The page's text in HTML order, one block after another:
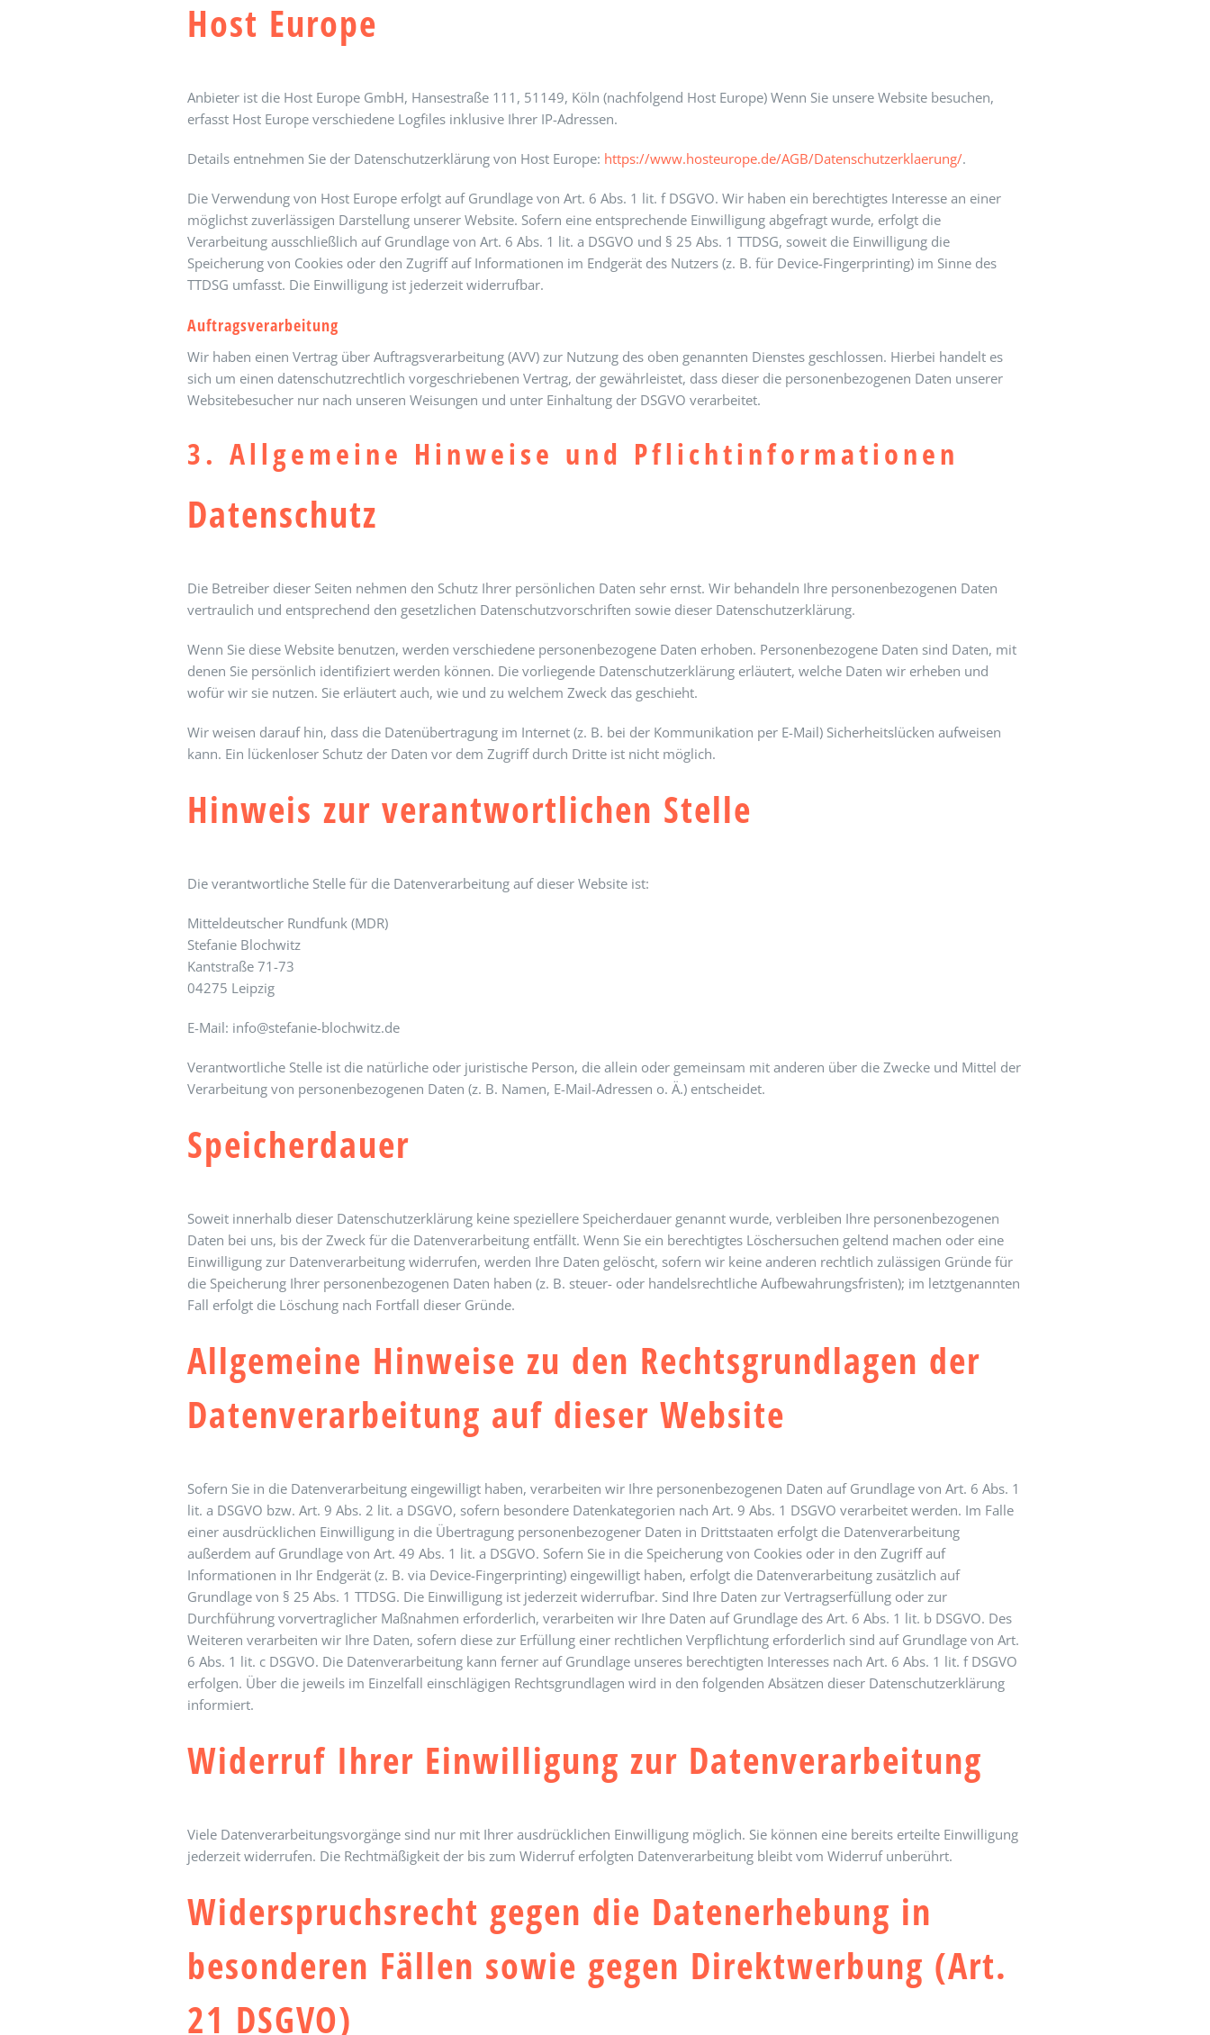
Host Europe
Anbieter ist die Host Europe GmbH, Hansestraße 111, 51149, Köln (nachfolgend Host Europe) Wenn Sie unsere Website besuchen,
erfasst Host Europe verschiedene Logfiles inklusive Ihrer IP-Adressen.
Details entnehmen Sie der Datenschutzerklärung von Host Europe: https://www.hosteurope.de/AGB/Datenschutzerklaerung/.
Die Verwendung von Host Europe erfolgt auf Grundlage von Art. 6 Abs. 1 lit. f DSGVO. Wir haben ein berechtigtes Interesse an einer
möglichst zuverlässigen Darstellung unserer Website. Sofern eine entsprechende Einwilligung abgefragt wurde, erfolgt die
Verarbeitung ausschließlich auf Grundlage von Art. 6 Abs. 1 lit. a DSGVO und § 25 Abs. 1 TTDSG, soweit die Einwilligung die
Speicherung von Cookies oder den Zugriff auf Informationen im Endgerät des Nutzers (z. B. für Device-Fingerprinting) im Sinne des
TTDSG umfasst. Die Einwilligung ist jederzeit widerrufbar.
Auftragsverarbeitung
Wir haben einen Vertrag über Auftragsverarbeitung (AVV) zur Nutzung des oben genannten Dienstes geschlossen. Hierbei handelt es
sich um einen datenschutzrechtlich vorgeschriebenen Vertrag, der gewährleistet, dass dieser die personenbezogenen Daten unserer
Websitebesucher nur nach unseren Weisungen und unter Einhaltung der DSGVO verarbeitet.
3. Allgemeine Hinweise und Pflicht­informationen
Datenschutz
Die Betreiber dieser Seiten nehmen den Schutz Ihrer persönlichen Daten sehr ernst. Wir behandeln Ihre personenbezogenen Daten
vertraulich und entsprechend den gesetzlichen Datenschutzvorschriften sowie dieser Datenschutzerklärung.
Wenn Sie diese Website benutzen, werden verschiedene personenbezogene Daten erhoben. Personenbezogene Daten sind Daten, mit
denen Sie persönlich identifiziert werden können. Die vorliegende Datenschutzerklärung erläutert, welche Daten wir erheben und
wofür wir sie nutzen. Sie erläutert auch, wie und zu welchem Zweck das geschieht.
Wir weisen darauf hin, dass die Datenübertragung im Internet (z. B. bei der Kommunikation per E-Mail) Sicherheitslücken aufweisen
kann. Ein lückenloser Schutz der Daten vor dem Zugriff durch Dritte ist nicht möglich.
Hinweis zur verantwortlichen Stelle
Die verantwortliche Stelle für die Datenverarbeitung auf dieser Website ist:
Mitteldeutscher Rundfunk (MDR)
Stefanie Blochwitz
Kantstraße 71-73
04275 Leipzig
E-Mail: info@stefanie-blochwitz.de
Verantwortliche Stelle ist die natürliche oder juristische Person, die allein oder gemeinsam mit anderen über die Zwecke und Mittel der
Verarbeitung von personenbezogenen Daten (z. B. Namen, E-Mail-Adressen o. Ä.) entscheidet.
Speicherdauer
Soweit innerhalb dieser Datenschutzerklärung keine speziellere Speicherdauer genannt wurde, verbleiben Ihre personenbezogenen
Daten bei uns, bis der Zweck für die Datenverarbeitung entfällt. Wenn Sie ein berechtigtes Löschersuchen geltend machen oder eine
Einwilligung zur Datenverarbeitung widerrufen, werden Ihre Daten gelöscht, sofern wir keine anderen rechtlich zulässigen Gründe für
die Speicherung Ihrer personenbezogenen Daten haben (z. B. steuer- oder handelsrechtliche Aufbewahrungsfristen); im letztgenannten
Fall erfolgt die Löschung nach Fortfall dieser Gründe.
Allgemeine Hinweise zu den Rechtsgrundlagen der
Datenverarbeitung auf dieser Website
Sofern Sie in die Datenverarbeitung eingewilligt haben, verarbeiten wir Ihre personenbezogenen Daten auf Grundlage von Art. 6 Abs. 1
lit. a DSGVO bzw. Art. 9 Abs. 2 lit. a DSGVO, sofern besondere Datenkategorien nach Art. 9 Abs. 1 DSGVO verarbeitet werden. Im Falle
einer ausdrücklichen Einwilligung in die Übertragung personenbezogener Daten in Drittstaaten erfolgt die Datenverarbeitung
außerdem auf Grundlage von Art. 49 Abs. 1 lit. a DSGVO. Sofern Sie in die Speicherung von Cookies oder in den Zugriff auf
Informationen in Ihr Endgerät (z. B. via Device-Fingerprinting) eingewilligt haben, erfolgt die Datenverarbeitung zusätzlich auf
Grundlage von § 25 Abs. 1 TTDSG. Die Einwilligung ist jederzeit widerrufbar. Sind Ihre Daten zur Vertragserfüllung oder zur
Durchführung vorvertraglicher Maßnahmen erforderlich, verarbeiten wir Ihre Daten auf Grundlage des Art. 6 Abs. 1 lit. b DSGVO. Des
Weiteren verarbeiten wir Ihre Daten, sofern diese zur Erfüllung einer rechtlichen Verpflichtung erforderlich sind auf Grundlage von Art.
6 Abs. 1 lit. c DSGVO. Die Datenverarbeitung kann ferner auf Grundlage unseres berechtigten Interesses nach Art. 6 Abs. 1 lit. f DSGVO
erfolgen. Über die jeweils im Einzelfall einschlägigen Rechtsgrundlagen wird in den folgenden Absätzen dieser Datenschutzerklärung
informiert.
Widerruf Ihrer Einwilligung zur Datenverarbeitung
Viele Datenverarbeitungsvorgänge sind nur mit Ihrer ausdrücklichen Einwilligung möglich. Sie können eine bereits erteilte Einwilligung
jederzeit widerrufen. Die Rechtmäßigkeit der bis zum Widerruf erfolgten Datenverarbeitung bleibt vom Widerruf unberührt.
Widerspruchsrecht gegen die Datenerhebung in
besonderen Fällen sowie gegen Direktwerbung (Art.
21 DSGVO)